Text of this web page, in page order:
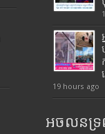
19 hours ago
អចលនទ្រ